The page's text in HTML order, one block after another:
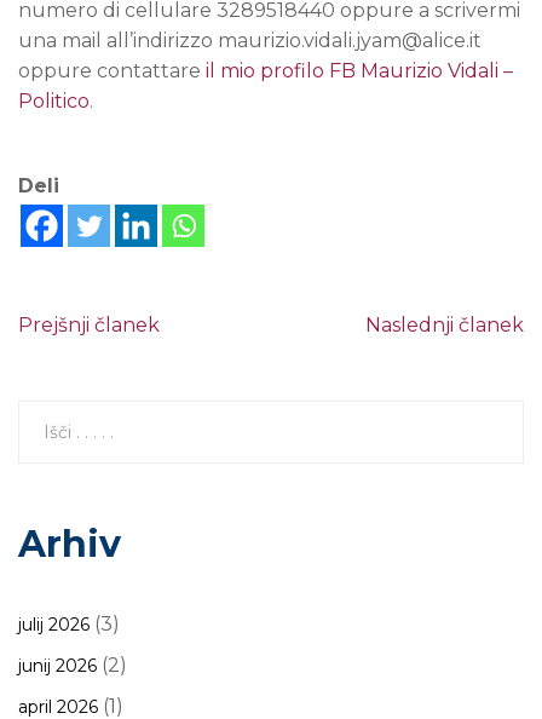
numero di cellulare 3289518440 oppure a scrivermi
una mail all’indirizzo maurizio.vidali.jyam@alice.it
oppure contattare il mio profilo FB Maurizio Vidali –
Politico.
Deli
Prejšnji članek Naslednji članek
Arhiv
julij 2026 (3)
junij 2026 (2)
april 2026 (1)